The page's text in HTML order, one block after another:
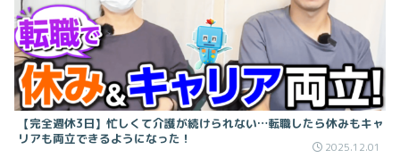
【完全週休3日】忙しくて介護が続けられない…転職したら休みもキャ
リアも両立できるようになった！
2025.12.01